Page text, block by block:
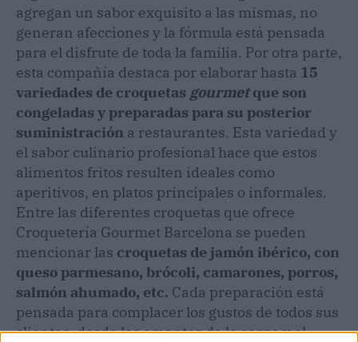
agregan un sabor exquisito a las mismas, no
generan afecciones y la fórmula está pensada
para el disfrute de toda la familia. Por otra parte,
esta compañía destaca por elaborar hasta 15
variedades de croquetas gourmetque son
congeladas y preparadas para su posterior
suministración a restaurantes. Esta variedad y
el sabor culinario profesional hace que estos
alimentos fritos resulten ideales como
aperitivos, en platos principales o informales.
Entre las diferentes croquetas que ofrece
Croquetería Gourmet Barcelona se pueden
mencionar las croquetas de jamón ibérico, con
queso parmesano, brócoli, camarones, porros,
salmón ahumado, etc. Cada preparación está
pensada para complacer los gustos de todos sus
clientes, desde los amantes de la carne y el